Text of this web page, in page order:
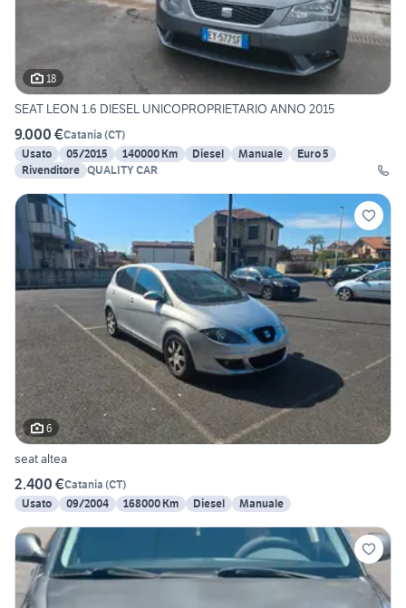
18
SEAT LEON 1.6 DIESEL UNICOPROPRIETARIO ANNO 2015
9.000 €Catania (CT)
Usato
05/2015 140000 Km Diesel Manuale
Euro 5
Rivenditore QUALITY CAR
6
seat altea
2.400 €Catania (CT)
Usato
09/2004 168000 Km Diesel Manuale